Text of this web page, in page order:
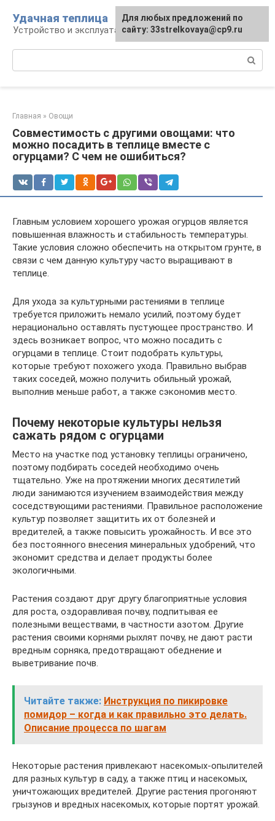
контенту
Удачная теплица
Устройство и эксплуатация теплиц
Главная » Овощи
Совместимость с другими овощами: что
можно посадить в теплице вместе с
огурцами? С чем не ошибиться?
Главным условием хорошего урожая огурцов является
повышенная влажность и стабильность температуры.
Такие условия сложно обеспечить на открытом грунте, в
связи с чем данную культуру часто выращивают в
теплице.
Для ухода за культурными растениями в теплице
требуется приложить немало усилий, поэтому будет
нерационально оставлять пустующее пространство. И
здесь возникает вопрос, что можно посадить с
огурцами в теплице. Стоит подобрать культуры,
которые требуют похожего ухода. Правильно выбрав
таких соседей, можно получить обильный урожай,
выполнив меньше работ, а также сэкономив место.
Почему некоторые культуры нельзя
сажать рядом с огурцами
Место на участке под установку теплицы ограничено,
поэтому подбирать соседей необходимо очень
тщательно. Уже на протяжении многих десятилетий
люди занимаются изучением взаимодействия между
соседствующими растениями. Правильное расположение
культур позволяет защитить их от болезней и
вредителей, а также повысить урожайность. И все это
без постоянного внесения минеральных удобрений, что
экономит средства и делает продукты более
экологичными.
Растения создают друг другу благоприятные условия
для роста, оздоравливая почву, подпитывая ее
полезными веществами, в частности азотом. Другие
растения своими корнями рыхлят почву, не дают расти
вредным сорняка, предотвращают обеднение и
выветривание почв.
Читайте также: Инструкция по пикировке
помидор – когда и как правильно это делать.
Описание процесса по шагам
Некоторые растения привлекают насекомых-опылителей
для разных культур в саду, а также птиц и насекомых,
уничтожающих вредителей. Другие растения прогоняют
грызунов и вредных насекомых, которые портят урожай.
Для любых предложений по
сайту: 33strelkovaya@cp9.ru